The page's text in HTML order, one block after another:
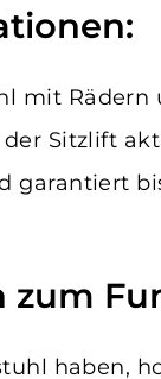
mit
Sitzlift
garantiert
zum
haben,